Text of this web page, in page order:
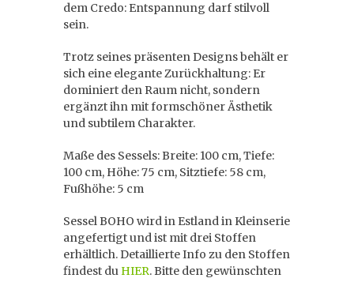
dem Credo: Entspannung darf stilvoll
sein.
Trotz seines präsenten Designs behält er
sich eine elegante Zurückhaltung: Er
dominiert den Raum nicht, sondern
ergänzt ihn mit formschöner Ästhetik
und subtilem Charakter.
Maße des Sessels: Breite: 100 cm, Tiefe:
100 cm, Höhe: 75 cm, Sitztiefe: 58 cm,
Fußhöhe: 5 cm
Sessel BOHO wird in Estland in Kleinserie
angefertigt und ist mit drei Stoffen
erhältlich. Detaillierte Info zu den Stoffen
findest du HIER. Bitte den gewünschten